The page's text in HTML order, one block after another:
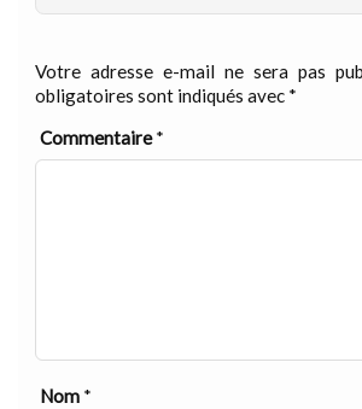
Votre adresse e-mail ne sera pas
obligatoires sont indiqués avec *
Commentaire*
Nom *